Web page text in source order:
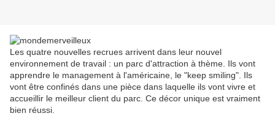
Les quatre nouvelles recrues arrivent dans leur nouvel
environnement de travail : un parc d'attraction à thème. Ils vont
apprendre le management à l'américaine, le "keep smiling". Ils
vont être confinés dans une pièce dans laquelle ils vont vivre et
accueillir le meilleur client du parc. Ce décor unique est vraiment
bien réussi.